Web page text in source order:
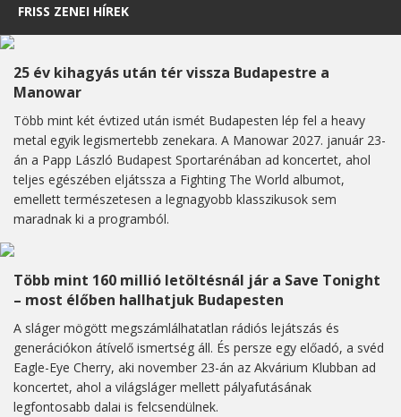
FRISS ZENEI HÍREK
25 év kihagyás után tér vissza Budapestre a
Manowar
Több mint két évtized után ismét Budapesten lép fel a heavy
metal egyik legismertebb zenekara. A Manowar 2027. január 23-
án a Papp László Budapest Sportarénában ad koncertet, ahol
teljes egészében eljátssza a Fighting The World albumot,
emellett természetesen a legnagyobb klasszikusok sem
maradnak ki a programból.
Több mint 160 millió letöltésnál jár a Save Tonight
– most élőben hallhatjuk Budapesten
A sláger mögött megszámlálhatatlan rádiós lejátszás és
generációkon átívelő ismertség áll. És persze egy előadó, a svéd
Eagle-Eye Cherry, aki november 23-án az Akvárium Klubban ad
koncertet, ahol a világsláger mellett pályafutásának
legfontosabb dalai is felcsendülnek.